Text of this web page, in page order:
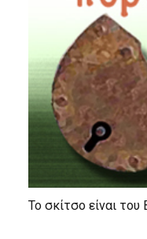
Το σκίτσο είναι